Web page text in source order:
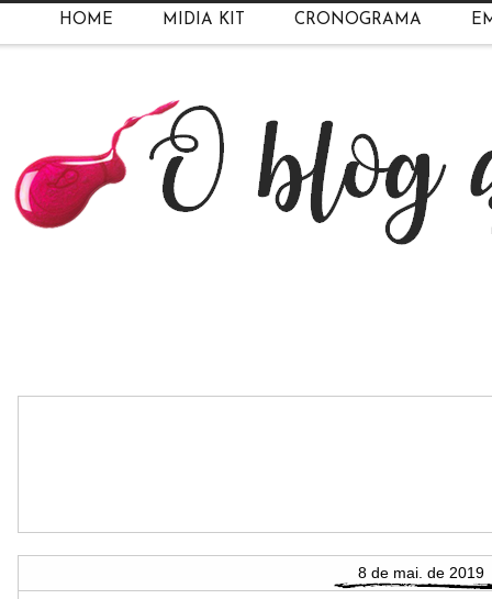
HOME MIDIA KIT CRONOGRAMA
8 de mai. de 2019